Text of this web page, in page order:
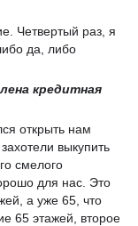
Четвертый раз, я
да, либо
кредитная
открыть нам
выкупить
смелого
для нас. Это
а уже 65, что
65 этажей, второе